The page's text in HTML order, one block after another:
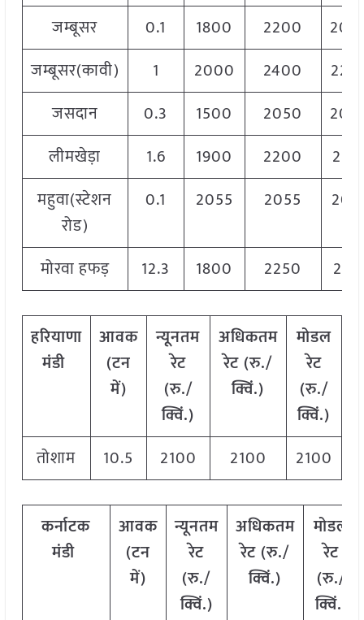
जम्बूसर
0.1 1800 2200
जम्बूसर(कावी)
1 2000 2400
जसदान
0.3 1500 2050
लीमखेड़ा
1.6 1900 2200
महुवा(स्टेशन
रोड)
0.1 2055 2055
मोरवा हफड़ 12.3 1800 2250
हरियाणा
मंडी
आवक
(टन
में)
न्यूनतम
रेट
(रु./
क्विं.)
अधिकतम
रेट (रु./
क्विं.)
मोडल
रेट
(रु./
क्विं.)
तोशाम
10.5 2100 2100 2100
कर्नाटक
मंडी
आवक
(टन
में)
न्यूनतम
रेट
(रु./
क्विं.)
अधिकतम
रेट (रु./
क्विं.)
मोडल
रेट
(रु./
क्विं.)